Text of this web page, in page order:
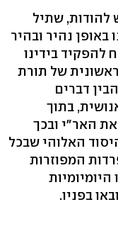
שתיל
נהיר ובהיר
להפקיד בידינו
של תורת
דברים
בתוך
האר"י ובכך
האלוהי שבכל
המפוזרות
בפניו.